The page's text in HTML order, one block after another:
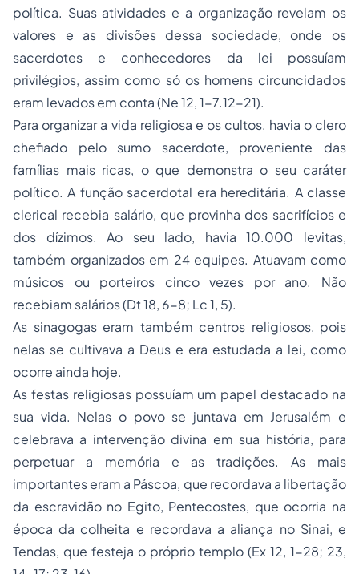
política. Suas atividades e a organização revelam os
valores e as divisões dessa sociedade, onde os
sacerdotes e conhecedores da lei possuíam
privilégios, assim como só os homens circuncidados
eram levados em conta (Ne 12, 1-7.12-21).
Para organizar a vida religiosa e os cultos, havia o clero
chefiado pelo sumo sacerdote, proveniente das
famílias mais ricas, o que demonstra o seu caráter
político. A função sacerdotal era hereditária. A classe
clerical recebia salário, que provinha dos sacrifícios e
dos dízimos. Ao seu lado, havia 10.000 levitas,
também organizados em 24 equipes. Atuavam como
músicos ou porteiros cinco vezes por ano. Não
recebiam salários (Dt 18, 6-8; Lc 1, 5).
As sinagogas eram também centros religiosos, pois
nelas se cultivava a Deus e era estudada a lei, como
ocorre ainda hoje.
As festas religiosas possuíam um papel destacado na
sua vida. Nelas o povo se juntava em Jerusalém e
celebrava a intervenção divina em sua história, para
perpetuar a memória e as tradições. As mais
importantes eram a Páscoa, que recordava a libertação
da escravidão no Egito, Pentecostes, que ocorria na
época da colheita e recordava a aliança no Sinai, e
Tendas, que festeja o próprio templo (Ex 12, 1-28; 23,